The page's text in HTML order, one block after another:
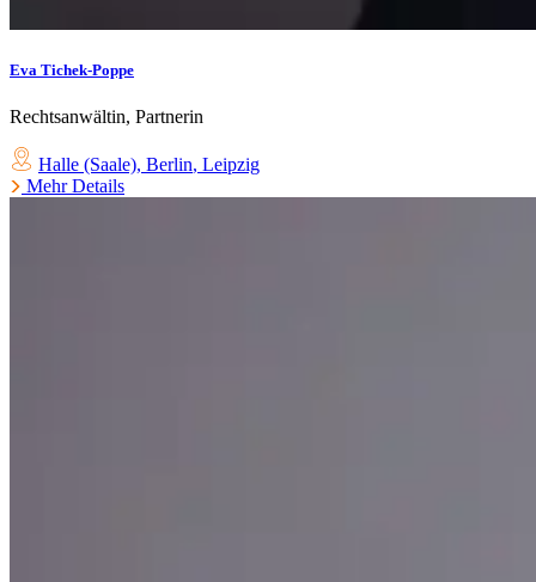
Eva Tichek-Poppe
Rechtsanwältin, Partnerin
Halle (Saale), Berlin, Leipzig
Mehr Details